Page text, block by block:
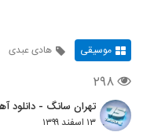
موسیقی هادی عبدی
۲۹۸
تهران سانگ - دانلود
۱۳ اسفند ۱۳۹۹